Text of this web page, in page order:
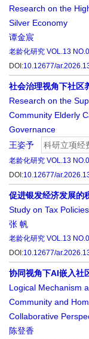
Research on the
Silver Economy
谭金宸
老龄化研究 VOL.13
DOI:10.12677/
社会治理视角下社区
Research on the
Community Elderly
Governance
王姿予
科研立项经
老龄化研究 VOL.13
DOI:10.12677/
促进银发经济发展的
Study on Tax
张 帆
老龄化研究 VOL.13
DOI:10.12677/
协同视角下AI嵌入社
Logical Mechanism
Community and
Collaborative
陈登香